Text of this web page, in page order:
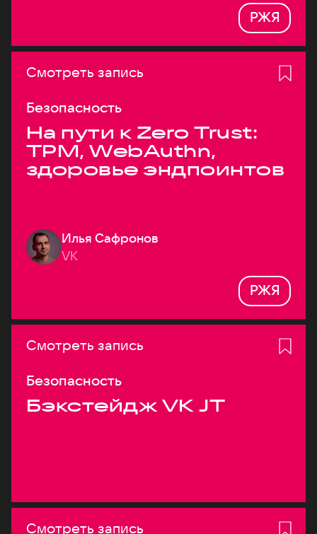
РЖЯ
Смотреть запись
Безопасность
На пути к Zero Trust:
TPM, WebAuthn,
здоровье эндпоинтов
Илья Сафронов
VK
РЖЯ
Смотреть запись
Безопасность
Бэкстейдж VK JT
Смотреть запись